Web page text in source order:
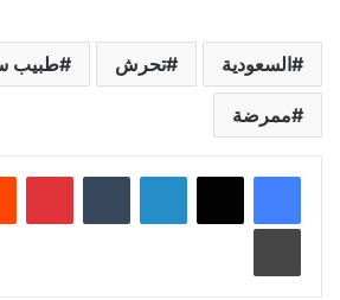
السعودية تحرش طبيب
ممرضة
لينكدإن بينتيريست